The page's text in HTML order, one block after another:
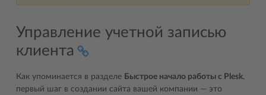
Управление учетной записью
клиента
Как упоминается в разделе Быстрое начало работы с Plesk,
первый шаг в создании сайта вашей компании — это